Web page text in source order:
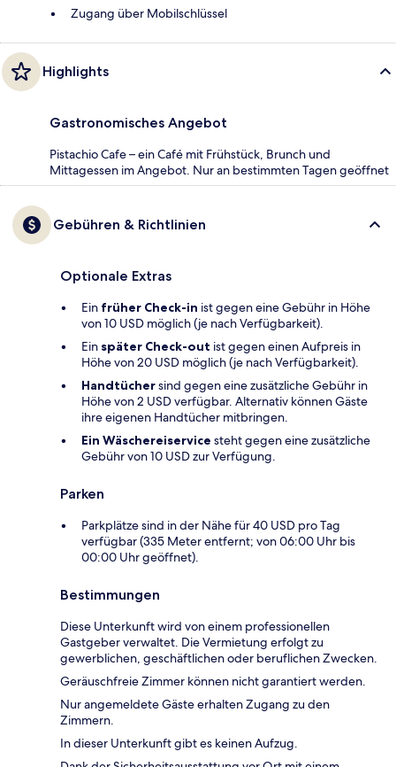
Zugang über Mobilschlüssel
Highlights
Gastronomisches Angebot
Pistachio Cafe – ein Café mit Frühstück, Brunch und
Mittagessen im Angebot. Nur an bestimmten Tagen geöffnet
Gebühren & Richtlinien
Optionale Extras
Ein früher Check-in ist gegen eine Gebühr in Höhe
von 10 USD möglich (je nach Verfügbarkeit).
Ein später Check-out ist gegen einen Aufpreis in
Höhe von 20 USD möglich (je nach Verfügbarkeit).
Handtüchersind gegen eine zusätzliche Gebühr in
Höhe von 2 USD verfügbar. Alternativ können Gäste
ihre eigenen Handtücher mitbringen.
Ein Wäschereiservice steht gegen eine zusätzliche
Gebühr von 10 USD zur Verfügung.
Parken
Parkplätze sind in der Nähe für 40 USD pro Tag
verfügbar (335 Meter entfernt; von 06:00 Uhr bis
00:00 Uhr geöffnet).
Bestimmungen
Diese Unterkunft wird von einem professionellen
Gastgeber verwaltet. Die Vermietung erfolgt zu
gewerblichen, geschäftlichen oder beruflichen Zwecken.
Geräuschfreie Zimmer können nicht garantiert werden.
Nur angemeldete Gäste erhalten Zugang zu den
Zimmern.
In dieser Unterkunft gibt es keinen Aufzug.